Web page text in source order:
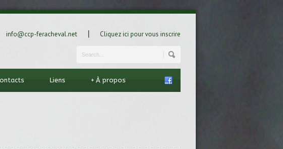
info@ccp-feracheval.net | Cliquez ici pour vous inscrire
Liens À propos
+